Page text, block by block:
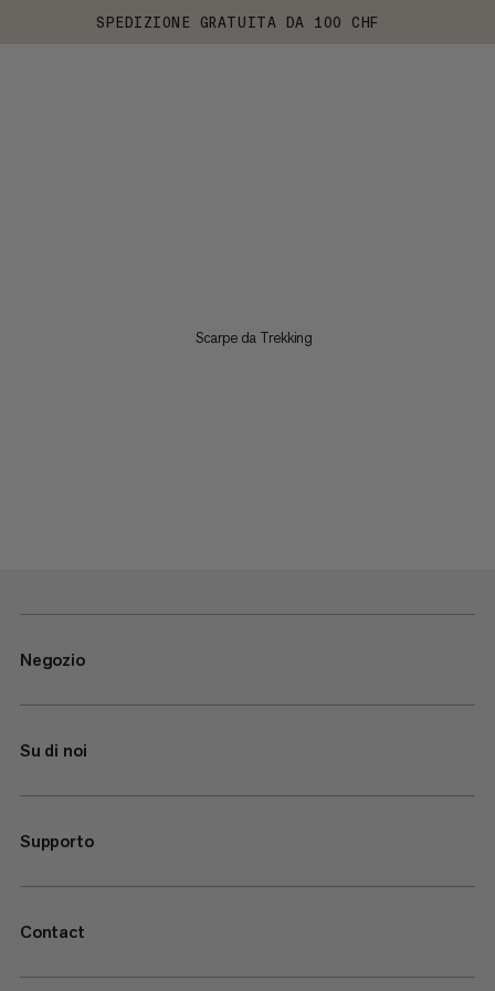
SPEDIZIONE GRATUITA DA 100 CHF
Scarpe da Trekking
Negozio
Su di noi
Supporto
Contact